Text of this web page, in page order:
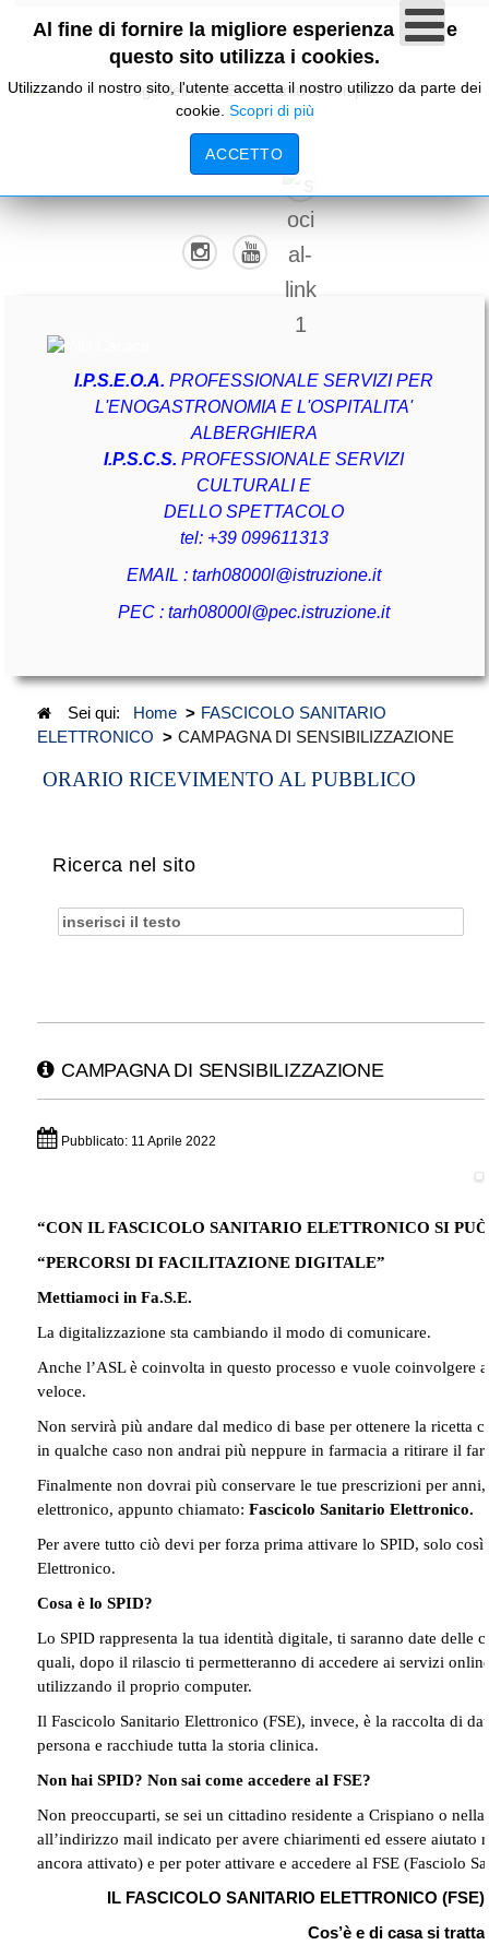
Al fine di fornire la migliore esperienza online
questo sito utilizza i cookies.
Utilizzando il nostro sito, l'utente accetta il nostro utilizzo da parte dei
cookie. Scopri di più
ACCETTO
I.P.S.E.O.A.PROFESSIONALE SERVIZI PER
L'ENOGASTRONOMIA E L'OSPITALITA'
ALBERGHIERA
I.P.S.C.S. PROFESSIONALE SERVIZI
CULTURALI E
DELLO SPETTACOLO
tel: +39 099611313
EMAIL :tarh08000l@istruzione.it
PEC :tarh08000l@pec.istruzione.it
Sei qui: Home > FASCICOLO SANITARIO
ELETTRONICO > CAMPAGNA DI SENSIBILIZZAZIONE
ORARIO RICEVIMENTO AL PUBBLICO
Ricerca nel sito
CAMPAGNA DI SENSIBILIZZAZIONE
Pubblicato: 11 Aprile 2022
“CON IL FASCICOLO SANITARIO ELETTRONICO SI
“PERCORSI DI FACILITAZIONE DIGITALE”
Mettiamoci in Fa.S.E.
La digitalizzazione sta cambiando il modo di comunicare.
Anche l’ASL è coinvolta in questo processo e vuole coinvolgere
veloce.
Non servirà più andare dal medico di base per ottenere la ricetta
in qualche caso non andrai più neppure in farmacia a ritirare il
Finalmente non dovrai più conservare le tue prescrizioni per
elettronico, appunto chiamato:Fascicolo Sanitario Elettronico.
Per avere tutto ciò devi per forza prima attivare lo SPID, solo
Elettronico.
Cosa è lo SPID?
Lo SPID rappresenta la tua identità digitale, ti saranno date delle
quali, dopo il rilascio ti permetteranno di accedere ai servizi
utilizzando il proprio computer.
Il Fascicolo Sanitario Elettronico (FSE), invece, è la raccolta di
persona e racchiude tutta la storia clinica.
Non hai SPID? Non sai come accedere al FSE?
Non preoccuparti, se sei un cittadino residente a Crispiano o
all’indirizzo mail indicato per avere chiarimenti ed essere aiutato
ancora attivato) e per poter attivare e accedere al FSE (Fasciolo
IL FASCICOLO SANITARIO ELETTRONICO (FSE)
Cos’è e di casa si tratta